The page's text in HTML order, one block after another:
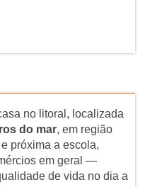
no litoral, localizada
do mar, em região
próxima a escola,
em geral —
de vida no dia a